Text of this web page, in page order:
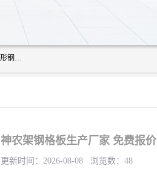
常州市格美瑞钢格板有限公司专业生产无锡钢格板、钢格板安装夹、复合钢格板、插接钢格板、平台钢格板、异形钢格板等产品。
神农架钢格板生产厂家 免费报价
更新时间：2026-08-08 浏览数：48